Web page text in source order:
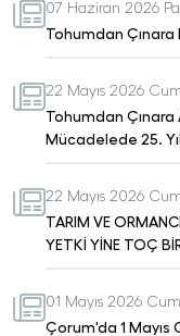
07 Haziran 2026
Tohumdan Çınara
22 Mayıs 2026
Tohumdan Çınara
Mücadelede 25. Yıl
22 Mayıs 2026
TARIM VE
YETKİ YİNE TOÇ
01 Mayıs 2026
Çorum'da 1 Mayıs